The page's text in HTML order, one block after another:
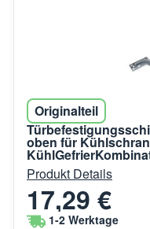
Originalteil
oben für
Produkt Details
17,29 €
1-2 Werktage